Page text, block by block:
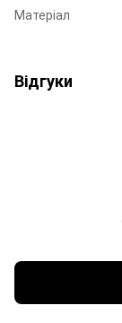
Матеріал
Відгуки